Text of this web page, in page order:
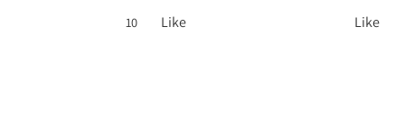
Like
Like
10